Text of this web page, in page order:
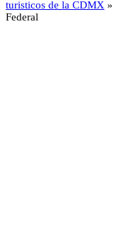
turisticos de la CDMX »
Federal